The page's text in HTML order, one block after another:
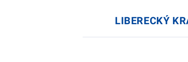
LIBERECKÝ